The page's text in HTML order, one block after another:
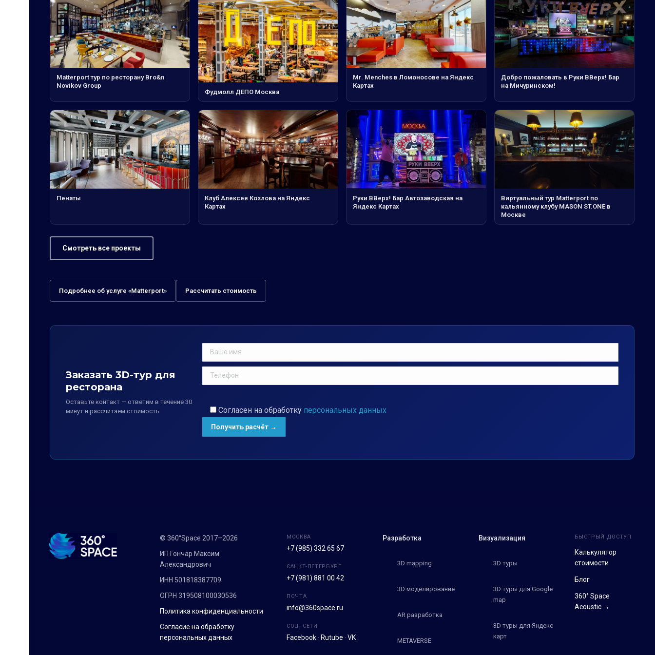
Matterport тур по ресторану Bro&n
Novikov Group
Фудмолл ДЕПО Москва
Mr. Menches в Ломоносове на Яндекс
Картах
Добро пожаловать в Руки ВВерх! Бар
на Мичуринском!
Пенаты
Клуб Алексея Козлова на Яндекс
Картах
Руки ВВерх! Бар Автозаводская на
Яндекс Картах
Виртуальный тур Matterport по
кальянному клубу MASON ST.ONE в
Москве
Смотреть все проекты
Подробнее об услуге «Matterport» Рассчитать стоимость
Заказать 3D-тур для
ресторана
Оставьте контакт — ответим в течение 30
минут и рассчитаем стоимость
Согласен на обработку персональных данных
© 360°Space 2017–2026
ИП Гончар Максим
Александрович
ИНН 501818387709
ОГРН 319508100030536
Политика конфиденциальности
Согласие на обработку
персональных данных
МОСКВА
+7 (985) 332 65 67
САНКТ-ПЕТЕРБУРГ
+7 (981) 881 00 42
ПОЧТА
info@360space.ru
СОЦ. СЕТИ
Facebook· Rutube · VK
Разработка
3D mapping
3D моделирование
AR разработка
METAVERSE
Визуализация
3D туры
3D туры для Google
map
3D туры для Яндекс
карт
БЫСТРЫЙ ДОСТУП
Калькулятор
стоимости
Блог
360° Space
Acoustic →